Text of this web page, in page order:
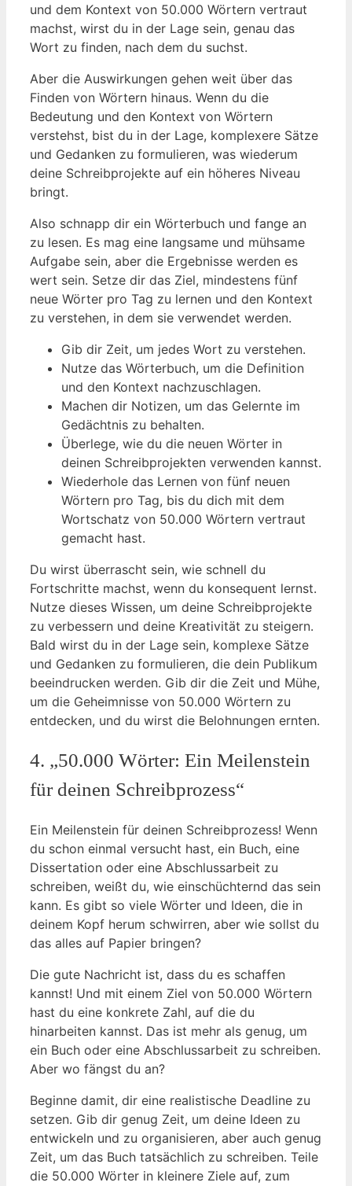
und dem Kontext von 50.000 Wörtern vertraut
machst, wirst du in der Lage sein, genau das
Wort zu finden, nach dem du suchst.
Aber die Auswirkungen gehen weit über das
Finden von Wörtern hinaus. Wenn du die
Bedeutung und den Kontext von Wörtern
verstehst, bist du in der Lage, komplexere Sätze
und Gedanken zu formulieren, was wiederum
deine Schreibprojekte auf ein höheres Niveau
bringt.
Also schnapp dir ein Wörterbuch und fange an
zu lesen. Es mag eine langsame und mühsame
Aufgabe sein, aber die Ergebnisse werden es
wert sein. Setze dir das Ziel, mindestens fünf
neue Wörter pro Tag zu lernen und den Kontext
zu verstehen, in dem sie verwendet werden.
Gib dir Zeit, um jedes Wort zu verstehen.
Nutze das Wörterbuch, um die Definition
und den Kontext nachzuschlagen.
Machen dir Notizen, um das Gelernte im
Gedächtnis zu behalten.
Überlege, wie du die neuen Wörter in
deinen Schreibprojekten verwenden kannst.
Wiederhole das Lernen von fünf neuen
Wörtern pro Tag, bis du dich mit dem
Wortschatz von 50.000 Wörtern vertraut
gemacht hast.
Du wirst überrascht sein, wie schnell du
Fortschritte machst, wenn du konsequent lernst.
Nutze dieses Wissen, um deine Schreibprojekte
zu verbessern und deine Kreativität zu steigern.
Bald wirst du in der Lage sein, komplexe Sätze
und Gedanken zu formulieren, die dein Publikum
beeindrucken werden. Gib dir die Zeit und Mühe,
um die Geheimnisse von 50.000 Wörtern zu
entdecken, und du wirst die Belohnungen ernten.
4. „50.000 Wörter: Ein Meilenstein
für deinen Schreibprozess“
Ein Meilenstein für deinen Schreibprozess! Wenn
du schon einmal versucht hast, ein Buch, eine
Dissertation oder eine Abschlussarbeit zu
schreiben, weißt du, wie einschüchternd das sein
kann. Es gibt so viele Wörter und Ideen, die in
deinem Kopf herum schwirren, aber wie sollst du
das alles auf Papier bringen?
Die gute Nachricht ist, dass du es schaffen
kannst! Und mit einem Ziel von 50.000 Wörtern
hast du eine konkrete Zahl, auf die du
hinarbeiten kannst. Das ist mehr als genug, um
ein Buch oder eine Abschlussarbeit zu schreiben.
Aber wo fängst du an?
Beginne damit, dir eine realistische Deadline zu
setzen. Gib dir genug Zeit, um deine Ideen zu
entwickeln und zu organisieren, aber auch genug
Zeit, um das Buch tatsächlich zu schreiben. Teile
die 50.000 Wörter in kleinere Ziele auf, zum